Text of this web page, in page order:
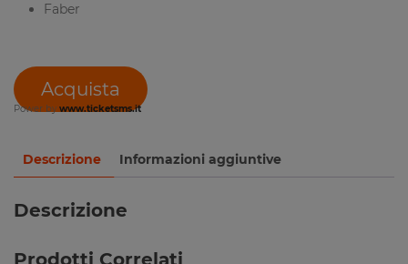
Faber
Acquista
Power by www.ticketsms.it
Descrizione Informazioni aggiuntive
Descrizione
Prodotti Correlati